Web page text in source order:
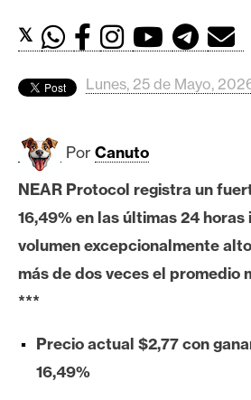
d
s
B
i
t
c
o
i
E
t
𝕏
Lunes, 25 de Mayo,
Por Canuto
NEAR Protocol registra un
16,49% en las últimas 24
volumen excepcionalmente
más de dos veces el promedio
***
Precio actual $2,77 con
16,49%